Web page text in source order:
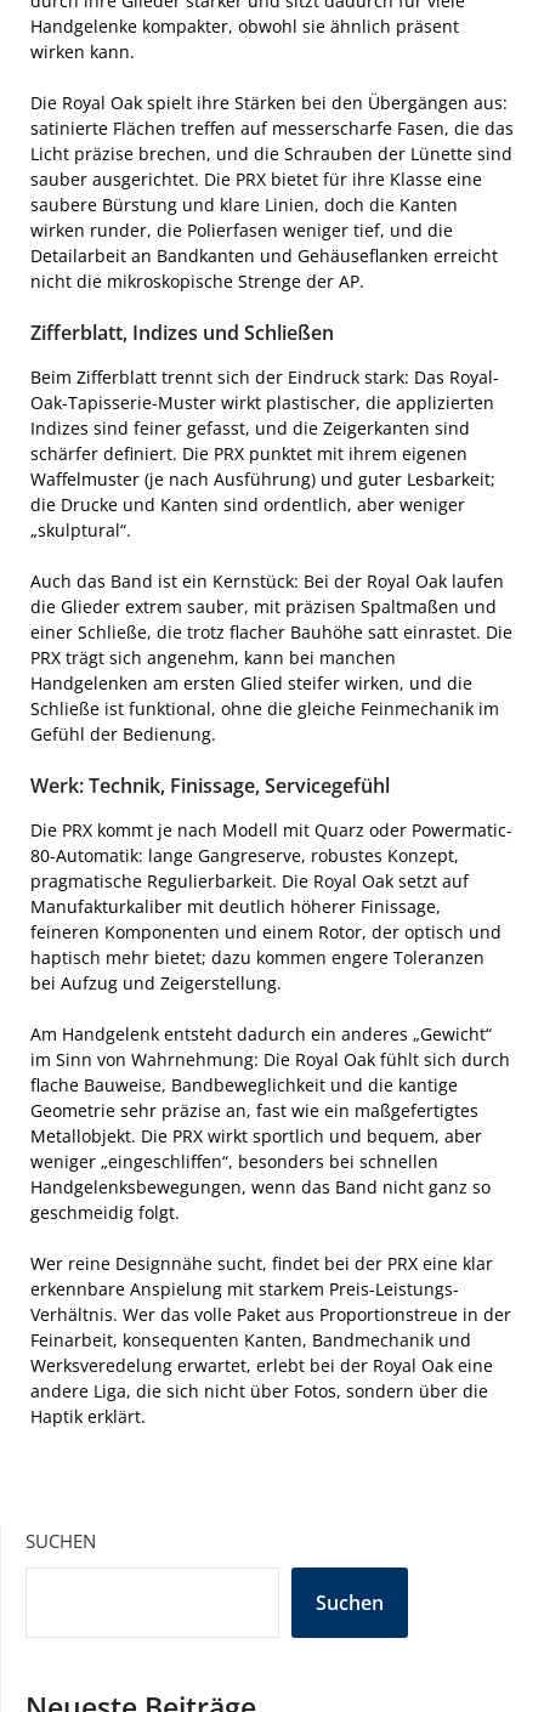
Handgelenke kompakter, obwohl sie ähnlich präsent
wirken kann.
Die Royal Oak spielt ihre Stärken bei den Übergängen aus:
satinierte Flächen treffen auf messerscharfe Fasen, die das
Licht präzise brechen, und die Schrauben der Lünette sind
sauber ausgerichtet. Die PRX bietet für ihre Klasse eine
saubere Bürstung und klare Linien, doch die Kanten
wirken runder, die Polierfasen weniger tief, und die
Detailarbeit an Bandkanten und Gehäuseflanken erreicht
nicht die mikroskopische Strenge der AP.
Zifferblatt, Indizes und Schließen
Beim Zifferblatt trennt sich der Eindruck stark: Das Royal-
Oak-Tapisserie-Muster wirkt plastischer, die applizierten
Indizes sind feiner gefasst, und die Zeigerkanten sind
schärfer definiert. Die PRX punktet mit ihrem eigenen
Waffelmuster (je nach Ausführung) und guter Lesbarkeit;
die Drucke und Kanten sind ordentlich, aber weniger
„skulptural“.
Auch das Band ist ein Kernstück: Bei der Royal Oak laufen
die Glieder extrem sauber, mit präzisen Spaltmaßen und
einer Schließe, die trotz flacher Bauhöhe satt einrastet. Die
PRX trägt sich angenehm, kann bei manchen
Handgelenken am ersten Glied steifer wirken, und die
Schließe ist funktional, ohne die gleiche Feinmechanik im
Gefühl der Bedienung.
Werk: Technik, Finissage, Servicegefühl
Die PRX kommt je nach Modell mit Quarz oder Powermatic-
80-Automatik: lange Gangreserve, robustes Konzept,
pragmatische Regulierbarkeit. Die Royal Oak setzt auf
Manufakturkaliber mit deutlich höherer Finissage,
feineren Komponenten und einem Rotor, der optisch und
haptisch mehr bietet; dazu kommen engere Toleranzen
bei Aufzug und Zeigerstellung.
Am Handgelenk entsteht dadurch ein anderes „Gewicht“
im Sinn von Wahrnehmung: Die Royal Oak fühlt sich durch
flache Bauweise, Bandbeweglichkeit und die kantige
Geometrie sehr präzise an, fast wie ein maßgefertigtes
Metallobjekt. Die PRX wirkt sportlich und bequem, aber
weniger „eingeschliffen“, besonders bei schnellen
Handgelenksbewegungen, wenn das Band nicht ganz so
geschmeidig folgt.
Wer reine Designnähe sucht, findet bei der PRX eine klar
erkennbare Anspielung mit starkem Preis-Leistungs-
Verhältnis. Wer das volle Paket aus Proportionstreue in der
Feinarbeit, konsequenten Kanten, Bandmechanik und
Werksveredelung erwartet, erlebt bei der Royal Oak eine
andere Liga, die sich nicht über Fotos, sondern über die
Haptik erklärt.
SUCHEN
Suchen